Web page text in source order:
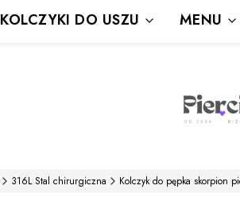
KOLCZYKI DO USZU MENU
316L Stal chirurgiczna Kolczyk do pępka skorpion